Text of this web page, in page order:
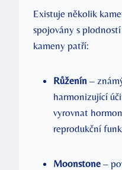
Existuje několik
spojovány s
kameny patří:
Růženín –
harmonizující
vyrovnat
reprodukční
Moonstone –